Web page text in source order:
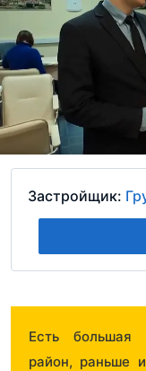
Застройщик:
Есть большая
район, раньше